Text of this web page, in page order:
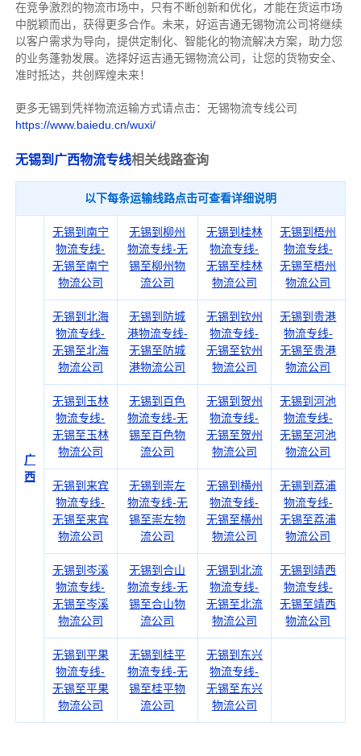
在竞争激烈的物流市场中，只有不断创新和优化，才能在货运市场
中脱颖而出，获得更多合作。 未来，好运吉通无锡物流公司将继续
以客户需求为导向，提供定制化、智能化的物流解决方案，助力您
的业务蓬勃发展。选择好运吉通无锡物流公司，让您的货物安全、
准时抵达，共创辉煌未来！
更多无锡到凭祥物流运输方式请点击：无锡物流专线公司
https://www.baiedu.cn/wuxi/
无锡到广西物流专线相关线路查询
以下每条运输线路点击可查看详细说明
广
西
无锡到南宁
物流专线-
无锡至南宁
物流公司
无锡到柳州
物流专线-无
锡至柳州物
流公司
无锡到桂林
物流专线-
无锡至桂林
物流公司
无锡到梧州
物流专线-
无锡至梧州
物流公司
无锡到北海
物流专线-
无锡至北海
物流公司
无锡到防城
港物流专线-
无锡至防城
港物流公司
无锡到钦州
物流专线-
无锡至钦州
物流公司
无锡到贵港
物流专线-
无锡至贵港
物流公司
无锡到玉林
物流专线-
无锡至玉林
物流公司
无锡到百色
物流专线-无
锡至百色物
流公司
无锡到贺州
物流专线-
无锡至贺州
物流公司
无锡到河池
物流专线-
无锡至河池
物流公司
无锡到来宾
物流专线-
无锡至来宾
物流公司
无锡到崇左
物流专线-无
锡至崇左物
流公司
无锡到横州
物流专线-
无锡至横州
物流公司
无锡到荔浦
物流专线-
无锡至荔浦
物流公司
无锡到岑溪
物流专线-
无锡至岑溪
物流公司
无锡到合山
物流专线-无
锡至合山物
流公司
无锡到北流
物流专线-
无锡至北流
物流公司
无锡到靖西
物流专线-
无锡至靖西
物流公司
无锡到平果
物流专线-
无锡至平果
物流公司
无锡到桂平
物流专线-无
锡至桂平物
流公司
无锡到东兴
物流专线-
无锡至东兴
物流公司